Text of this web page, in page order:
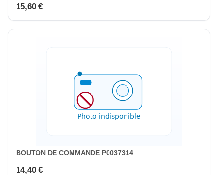
15,60 €
BOUTON DE COMMANDE P0037314
14,40 €